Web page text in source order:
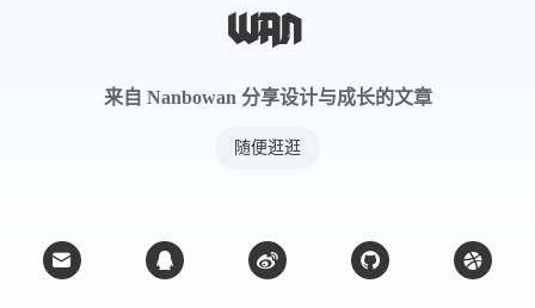
来自 Nanbowan 分享设计与成长的文章
随便逛逛